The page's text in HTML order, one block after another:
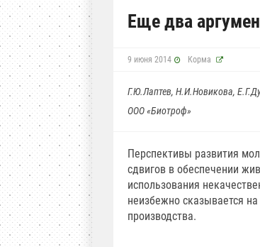
Еще два
9 июня 2014 Корма
Г.Ю.Лаптев, Н.И.Новикова,
ООО «Биотроф»
Перспективы развития
сдвигов в обеспечении
использования
неизбежно сказывается
производства.